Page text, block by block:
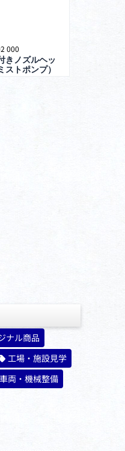
000
きノズルヘッ
ストポンプ）
ナル商品
工場・施設見学
車両・機械整備